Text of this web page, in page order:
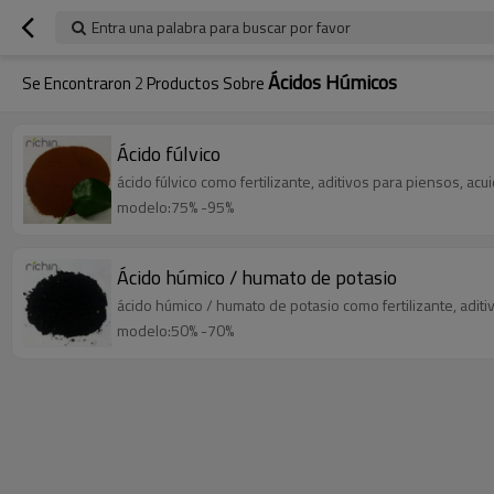
Entra una palabra para buscar por favor
Se Encontraron 2 Productos SobreÁcidos Húmicos
Ácido fúlvico
ácido fúlvico como fertilizante, aditivos para piensos,
modelo:75% -95%
Ácido húmico / humato de potasio
ácido húmico / humato de potasio como fertilizante,
modelo:50% -70%